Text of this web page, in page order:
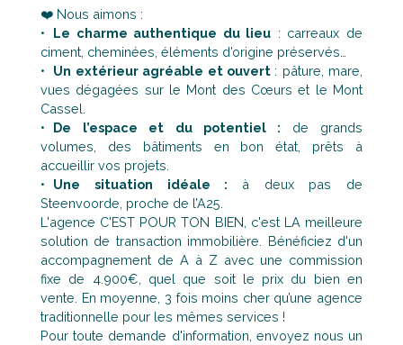
❤️ Nous aimons :
Le charme authentique du lieu : carreaux de
ciment, cheminées, éléments d’origine préservés…
Un extérieur agréable et ouvert : pâture, mare,
vues dégagées sur le Mont des Cœurs et le Mont
Cassel.
De l’espace et du potentiel : de grands
volumes, des bâtiments en bon état, prêts à
accueillir vos projets.
Une situation idéale : à deux pas de
Steenvoorde, proche de l’A25.
L'agence C'EST POUR TON BIEN, c'est LA meilleure
solution de transaction immobilière. Bénéficiez d'un
accompagnement de A à Z avec une commission
fixe de 4.900€, quel que soit le prix du bien en
vente. En moyenne, 3 fois moins cher qu’une agence
traditionnelle pour les mêmes services !
Pour toute demande d'information, envoyez nous un